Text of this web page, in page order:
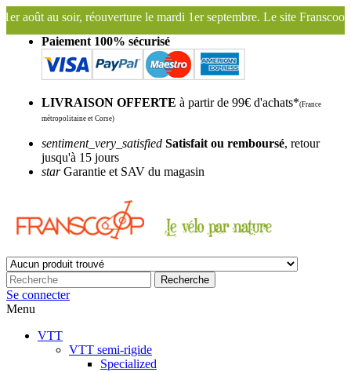
réouverture le mardi 1er septembre. Le site Franscoop sera fermé
Paiement 100% sécurisé
LIVRAISON OFFERTE à partir de 99€ d'achats*(France
métropolitaine et Corse)
sentiment_very_satisfied Satisfait ou remboursé, retour
jusqu'à 15 jours
starGarantie et SAV du magasin
Recherche
Se connecter
Menu
VTT
VTT semi-rigide
Specialized